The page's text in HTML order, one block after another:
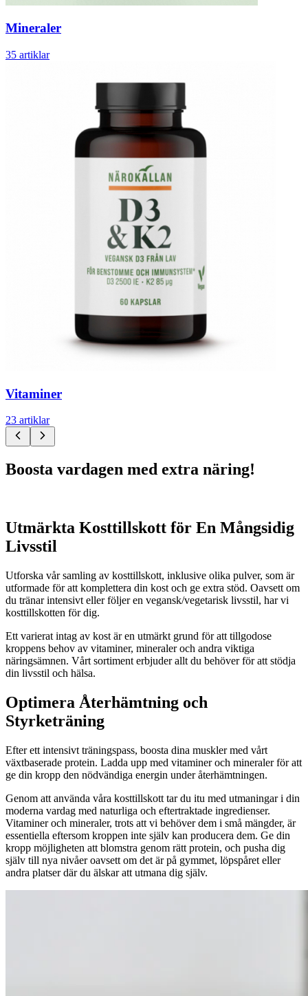
Mineraler
35 artiklar
Vitaminer
23 artiklar
Boosta vardagen med extra näring!
Utmärkta Kosttillskott för En Mångsidig
Livsstil
Utforska vår samling av kosttillskott, inklusive olika pulver, som är
utformade för att komplettera din kost och ge extra stöd. Oavsett om
du tränar intensivt eller följer en vegansk/vegetarisk livsstil, har vi
kosttillskotten för dig.
Ett varierat intag av kost är en utmärkt grund för att tillgodose
kroppens behov av vitaminer, mineraler och andra viktiga
näringsämnen. Vårt sortiment erbjuder allt du behöver för att stödja
din livsstil och hälsa.
Optimera Återhämtning och
Styrketräning
Efter ett intensivt träningspass, boosta dina muskler med vårt
växtbaserade protein. Ladda upp med vitaminer och mineraler för att
ge din kropp den nödvändiga energin under återhämtningen.
Genom att använda våra kosttillskott tar du itu med utmaningar i din
moderna vardag med naturliga och eftertraktade ingredienser.
Vitaminer och mineraler, trots att vi behöver dem i små mängder, är
essentiella eftersom kroppen inte själv kan producera dem. Ge din
kropp möjligheten att blomstra genom rätt protein, och pusha dig
själv till nya nivåer oavsett om det är på gymmet, löpspåret eller
andra platser där du älskar att utmana dig själv.